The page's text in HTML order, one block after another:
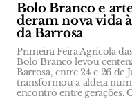
Bolo Branco e
deram nova vida
da Barrosa
Primeira Feira Agrícola
Bolo Branco levou
Barrosa, entre 24 e 26 de
transformou a aldeia
encontro entre gerações.